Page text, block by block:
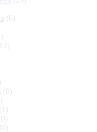
(0)
(0)
(1)